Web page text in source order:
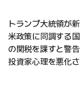
トランプ大統領が
米政策に同調する
の関税を課すと警告
投資家心理を悪化さ